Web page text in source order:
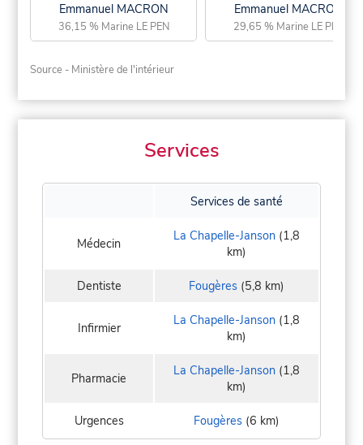
Emmanuel MACRON
36,15 % Marine LE PEN
Emmanuel MACRON
29,65 % Marine LE PEN
Source - Ministère de l'intérieur
Services
Services de santé
Médecin La Chapelle-Janson (1,8
km)
Dentiste Fougères (5,8 km)
Infirmier La Chapelle-Janson (1,8
km)
Pharmacie La Chapelle-Janson (1,8
km)
Urgences Fougères (6 km)